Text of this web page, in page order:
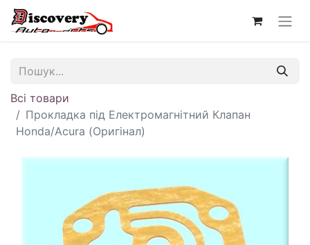
Всі товари
Прокладка під Електромагнітний Клапан
Honda/Acura (Оригінал)